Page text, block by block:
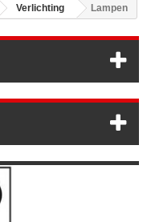
Verlichting Lampen